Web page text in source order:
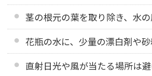
茎の根元の葉を取り除き、水
花瓶の水に、少量の漂白剤や
直射日光や風が当たる場所は